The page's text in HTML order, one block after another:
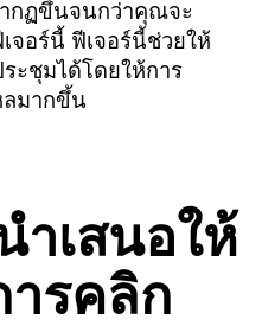
กฏขึ้นจนกว่าคุณจะ
จอร์นี้ ฟีเจอร์นี้ช่วยให้
ะชุมได้โดยให้การ
ลมากขึ้น
ำเสนอให้
รคลิก